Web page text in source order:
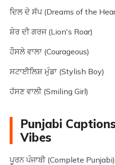
ਦਿਲ ਦੇ ਸੱਪ (Dreams of the
ਸ਼ੇਰ ਦੀ ਗਰਜ (Lion's Roar)
ਹੌਸਲੇ ਵਾਲਾ (Courageous)
ਸਟਾਈਲਿਸ਼ ਮੁੰਡਾ (Stylish Boy)
ਹੱਸਣ ਵਾਲੀ (Smiling Girl)
Punjabi
Vibes
ਪੂਰਨ ਪੰਜਾਬੀ (Complete Punjabi)